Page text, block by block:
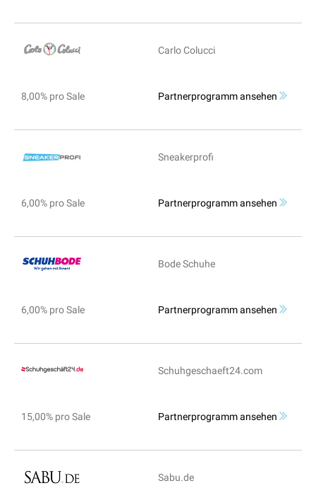
Carlo Colucci
8,00% pro Sale Partnerprogramm ansehen
Sneakerprofi
6,00% pro Sale Partnerprogramm ansehen
Bode Schuhe
6,00% pro Sale Partnerprogramm ansehen
Schuhgeschaeft24.com
15,00% pro Sale Partnerprogramm ansehen
Sabu.de